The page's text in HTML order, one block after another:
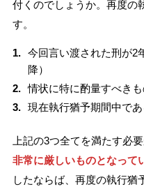
付くのでしょうか。再度の
す。
今回言い渡された刑が2
降）
情状に特に酌量すべき
現在執行猶予期間中であ
上記の3つ全てを満たす必
非常に厳しいものとなって
したならば、再度の執行猶